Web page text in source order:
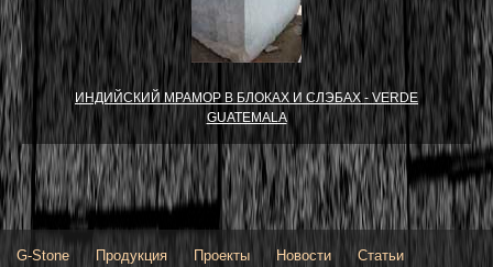
ИНДИЙСКИЙ МРАМОР В БЛОКАХ И СЛЭБАХ - VERDE
GUATEMALA
G-Stone Продукция Проекты Новости Статьи